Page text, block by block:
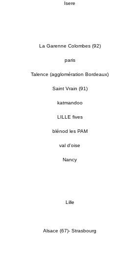
Isere
La Garenne Colombes (92)
paris
Talence (agglomération Bordeaux)
Saint Vrain (91)
katmandoo
LILLE fives
blénod les PAM
val d'oise
Nancy
Lille
Alsace (67)- Strasbourg